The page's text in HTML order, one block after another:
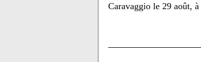
Caravaggio le 29 août, à